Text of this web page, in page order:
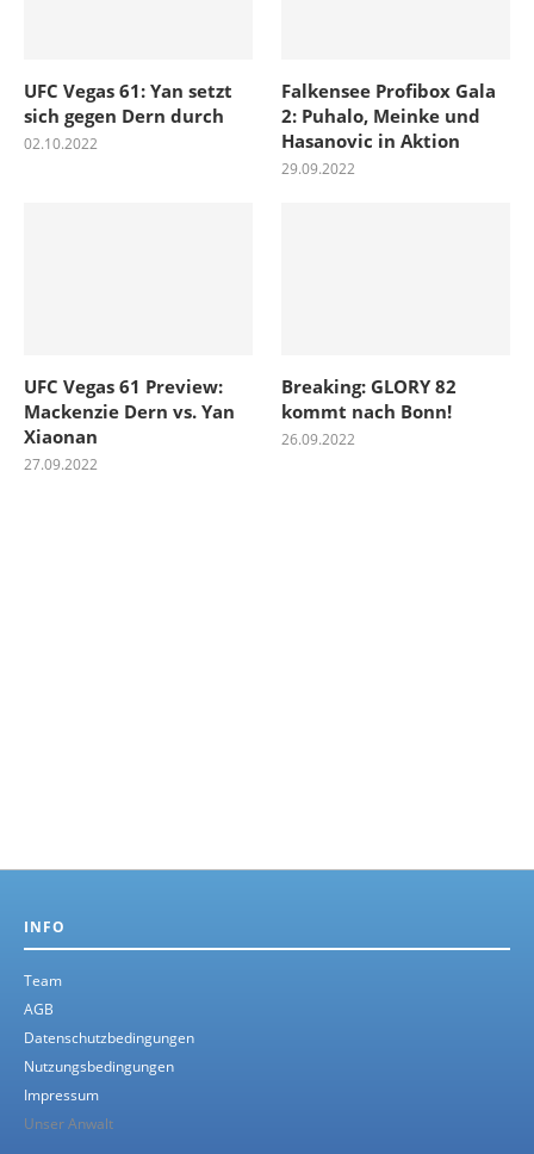
UFC Vegas 61: Yan setzt
sich gegen Dern durch
02.10.2022
Falkensee Profibox Gala
2: Puhalo, Meinke und
Hasanovic in Aktion
29.09.2022
UFC Vegas 61 Preview:
Mackenzie Dern vs. Yan
Xiaonan
27.09.2022
Breaking: GLORY 82
kommt nach Bonn!
26.09.2022
INFO
Team
AGB
Datenschutzbedingungen
Nutzungsbedingungen
Impressum
Unser Anwalt